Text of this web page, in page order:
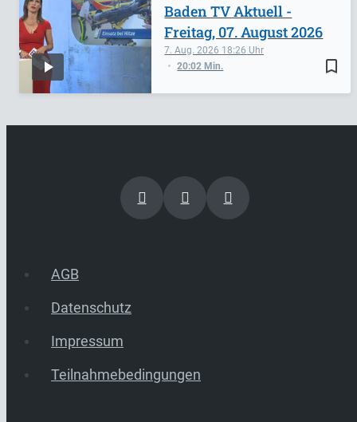
bookmark_border
7. Aug. 2026 18:26
20:02 Min.
Baden TV Aktuell -
Freitag, 07. August 2026
AGB
Datenschutz
Impressum
Teilnahmebedingungen